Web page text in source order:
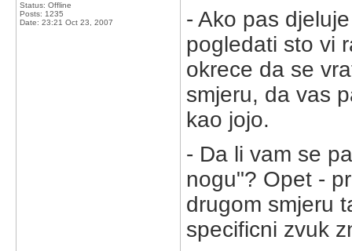
Status: Offline
Posts: 1235
Date: 23:21 Oct 23, 2007
- Ako pas
pogledati sto vi
okrece da se
smjeru, da vas
kao jojo.
- Da li vam se
nogu"? Opet -
drugom smjeru
specificni zvuk